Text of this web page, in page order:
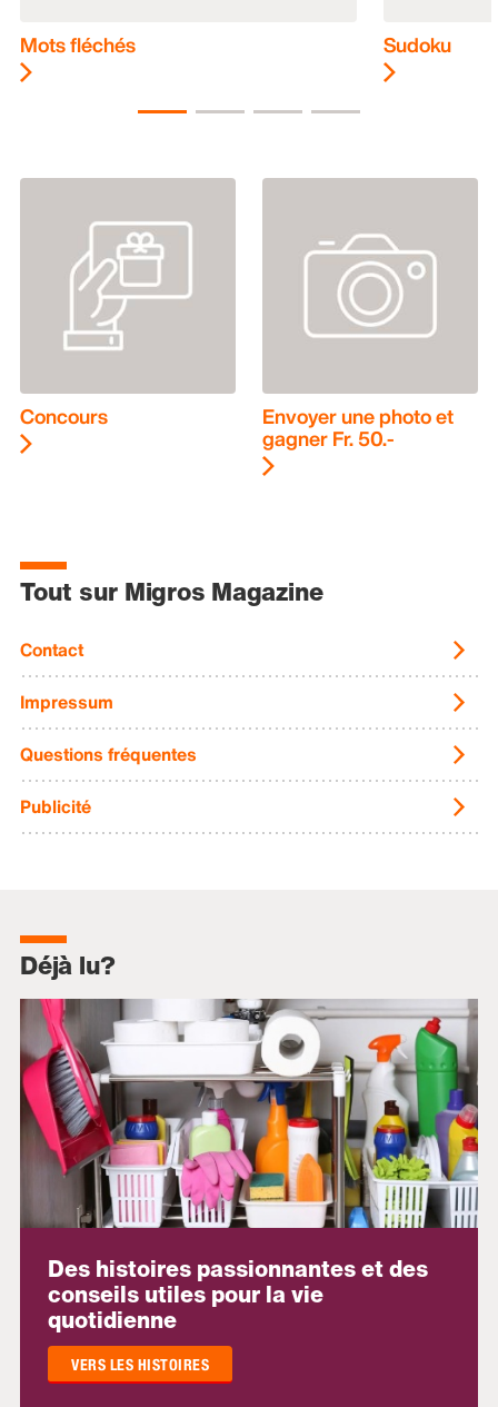
Mots fléchés Sudoku
Concours Envoyer une photo et
gagner Fr. 50.-
Tout sur Migros Magazine
Contact
Impressum
Questions fréquentes
Publicité
Déjà lu?
Des histoires passionnantes et des
conseils utiles pour la vie
quotidienne
VERS LES HISTOIRES